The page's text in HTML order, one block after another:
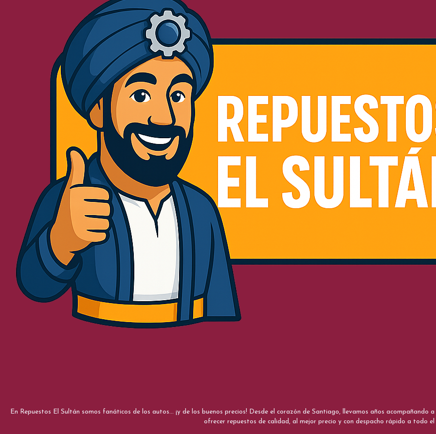
En Repuestos El Sultán somos fanáticos de los autos... ¡y de los buenos precios! Desde el corazón de Santiago, llevamos años
ofrecer repuestos de calidad, al mejor precio y con despacho rápido a todo el